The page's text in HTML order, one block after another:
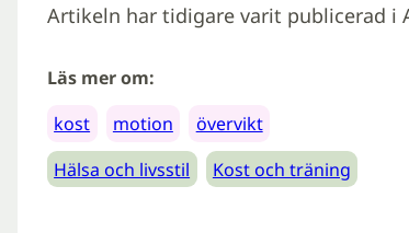
Artikeln har tidigare varit publicerad i
Läs mer om:
kost
motion
övervikt
Hälsa och livsstil
Kost och träning